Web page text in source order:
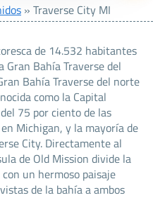
» Traverse City MI
de 14.532 habitantes
Bahía Traverse del
Bahía Traverse del norte
como la Capital
75 por ciento de las
Michigan, y la mayoría de
City. Directamente al
de Old Mission divide la
un hermoso paisaje
de la bahía a ambos